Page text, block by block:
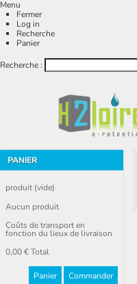
Menu
Fermer
Log in
Recherche
Panier
Recherche :
PANIER
produit (vide)
Aucun produit
Coûts de transport en
fonction du lieux de livraison
0,00 €Total
Panier Commander